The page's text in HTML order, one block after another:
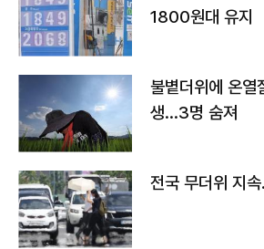
1800원대 유지
불볕더위에 온
생…3명 숨져
전국 무더위 지